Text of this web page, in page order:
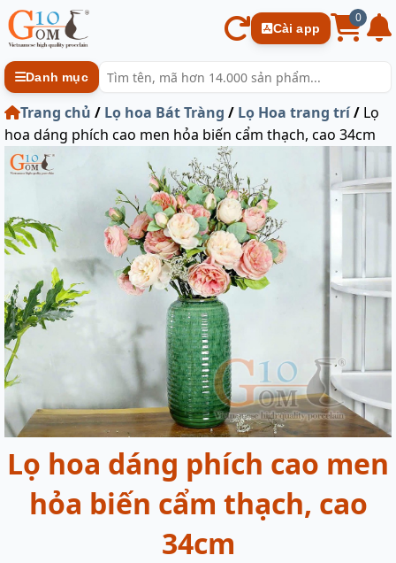
Cài app
0
Danh mục
Trang chủ / Lọ hoa Bát Tràng / Lọ Hoa trang trí/ Lọ
hoa dáng phích cao men hỏa biến cẩm thạch, cao 34cm
Lọ hoa dáng phích cao men
hỏa biến cẩm thạch, cao
34cm